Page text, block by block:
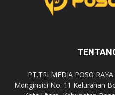
PT.TRI MEDIA POSO
Monginsidi No. 11 Kelurahan